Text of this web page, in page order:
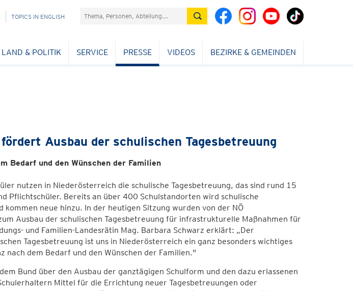
TOPICS IN ENGLISH Suchefeld
LAND & POLITIK SERVICE PRESSE VIDEOS BEZIRKE & GEMEINDEN
Ausbau der schulischen Tagesbetreuung
Bedarf und den Wünschen der Familien
nutzen in Niederösterreich die schulische Tagesbetreuung, das sind rund 15
Pflichtschüler. Bereits an über 400 Schulstandorten wird schulische
kommen neue hinzu. In der heutigen Sitzung wurden von der NÖ
Ausbau der schulischen Tagesbetreuung für infrastrukturelle Maßnahmen für
und Familien-Landesrätin Mag. Barbara Schwarz erklärt: „Der
Tagesbetreuung ist uns in Niederösterreich ein ganz besonders wichtiges
nach dem Bedarf und den Wünschen der Familien."
Bund über den Ausbau der ganztägigen Schulform und den dazu erlassenen
Mittel für die Errichtung neuer Tagesbetreuungen oder